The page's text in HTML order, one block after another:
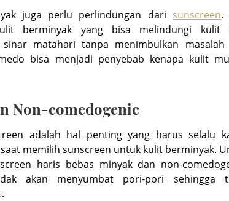
juga perlu perlindungan dari sunscreen.
berminyak yang bisa melindungi kulit
sinar matahari tanpa menimbulkan masalah
bisa menjadi penyebab kenapa kulit
Non-comedogenic
adalah hal penting yang harus selalu
memilih sunscreen untuk kulit berminyak.
haris bebas minyak dan non-
akan menyumbat pori-pori sehingga